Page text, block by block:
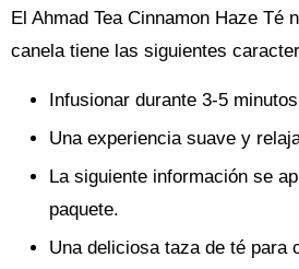
El Ahmad Tea Cinnamon Haze Té
canela tiene las siguientes
Infusionar durante 3-5
Una experiencia suave y
La siguiente información se
paquete.
Una deliciosa taza de té para